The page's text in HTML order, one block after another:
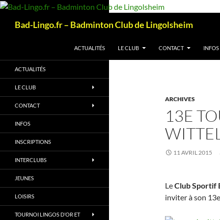
Aller
contenuBad-Lingo.fr – Badminton Club de Lingolsheim
ACTUALITÉS LE CLUB CONTACT INFOS
ARCHIVES
13E
11 AVRIL 2015
LeClub Sportif
inviter à son
ACTUALITÉS
LE CLUB
CONTACT
INFOS
INSCRIPTIONS
INTERCLUBS
JEUNES
LOISIRS
TOURNOI LINGOS D’OR ET